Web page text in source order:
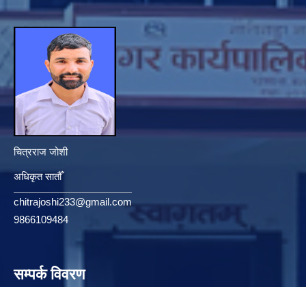
चित्रराज जोशी
अधिकृत सातौँ
chitrajoshi233@gmail.com
9866109484
सम्पर्क विवरण